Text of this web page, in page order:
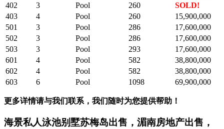
402
3 Pool 260
SOLD!
403
4 Pool 260
15,900,000
501
3 Pool 286
17,600,000
502
3 Pool 286
17,600,000
503
3 Pool 293
17,600,000
601
4 Pool 582
38,800,000
602
4 Pool 582
38,800,000
603
6 Pool 1098 69,900,000
更多详情请与我们联系，我们随时为您提供帮助！
海景私人泳池别墅苏梅岛出售，湄南房地产出售，